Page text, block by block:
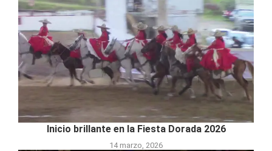
Inicio brillante en la Fiesta Dorada 2026
14 marzo, 2026